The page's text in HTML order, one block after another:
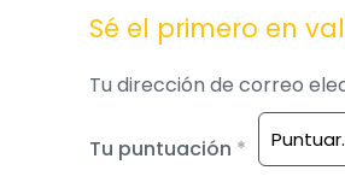
Sé el primero en
Tu dirección de correo
Tu puntuación *